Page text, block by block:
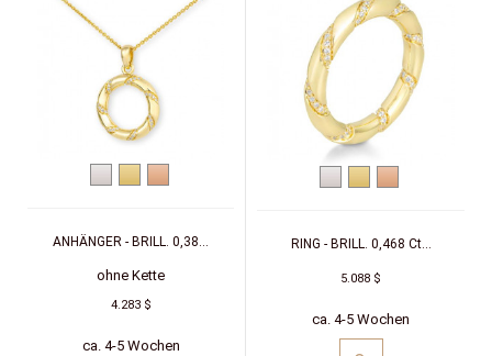
Weißgold
GelbgoldRotgold
ANHÄNGER - BRILL. 0,38...
ohne Kette
4.283 $
ca. 4-5 Wochen
Weißgold
GelbgoldRotgold
RING - BRILL. 0,468 Ct...
5.088 $
ca. 4-5 Wochen